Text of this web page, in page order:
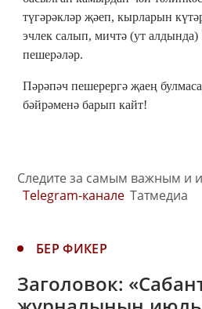
түгәрәкләр җәеп, кырларын
эчлек салып, мичтә (ут
пешерәләр.
Пәрәпәч пешерергә җаең
бәйрәменә барып кайт!
Следите за самым важным и
Telegram-канале Татмедиа
БЕР ФИКЕР
Заголовок: